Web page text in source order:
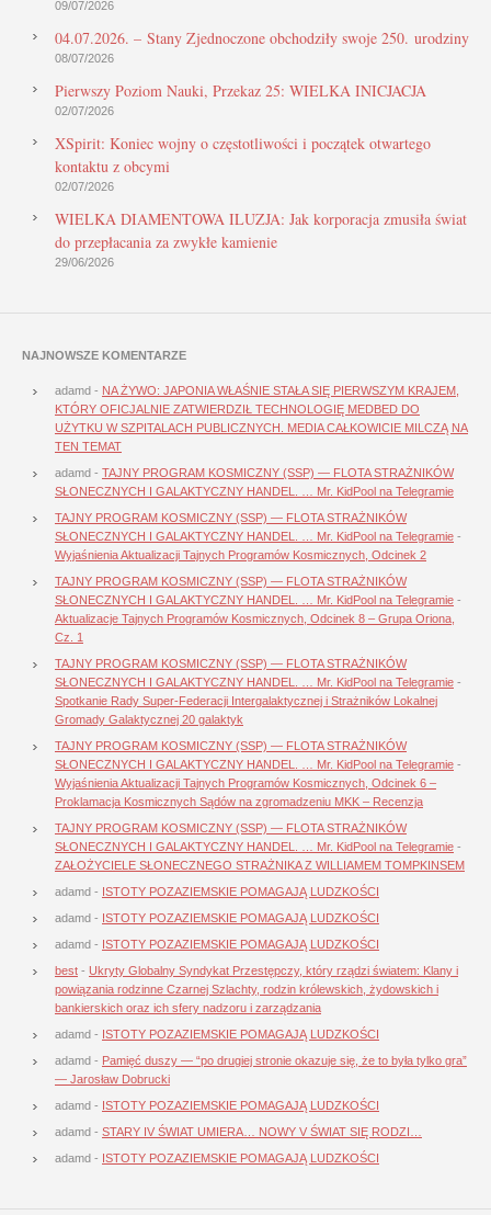
09/07/2026
04.07.2026. – Stany Zjednoczone obchodziły swoje 250. urodziny
08/07/2026
Pierwszy Poziom Nauki, Przekaz 25: WIELKA INICJACJA
02/07/2026
XSpirit: Koniec wojny o częstotliwości i początek otwartego
kontaktu z obcymi
02/07/2026
WIELKA DIAMENTOWA ILUZJA: Jak korporacja zmusiła świat
do przepłacania za zwykłe kamienie
29/06/2026
NAJNOWSZE KOMENTARZE
adamd - NA ŻYWO: JAPONIA WŁAŚNIE STAŁA SIĘ PIERWSZYM KRAJEM,
KTÓRY OFICJALNIE ZATWIERDZIŁ TECHNOLOGIĘ MEDBED DO
UŻYTKU W SZPITALACH PUBLICZNYCH. MEDIA CAŁKOWICIE MILCZĄ NA
TEN TEMAT
adamd - TAJNY PROGRAM KOSMICZNY (SSP) — FLOTA STRAŻNIKÓW
SŁONECZNYCH I GALAKTYCZNY HANDEL. … Mr. KidPool na Telegramie
TAJNY PROGRAM KOSMICZNY (SSP) — FLOTA STRAŻNIKÓW
SŁONECZNYCH I GALAKTYCZNY HANDEL. … Mr. KidPool na Telegramie -
Wyjaśnienia Aktualizacji Tajnych Programów Kosmicznych, Odcinek 2
TAJNY PROGRAM KOSMICZNY (SSP) — FLOTA STRAŻNIKÓW
SŁONECZNYCH I GALAKTYCZNY HANDEL. … Mr. KidPool na Telegramie -
Aktualizacje Tajnych Programów Kosmicznych, Odcinek 8 – Grupa Oriona,
Cz. 1
TAJNY PROGRAM KOSMICZNY (SSP) — FLOTA STRAŻNIKÓW
SŁONECZNYCH I GALAKTYCZNY HANDEL. … Mr. KidPool na Telegramie -
Spotkanie Rady Super-Federacji Intergalaktycznej i Strażników Lokalnej
Gromady Galaktycznej 20 galaktyk
TAJNY PROGRAM KOSMICZNY (SSP) — FLOTA STRAŻNIKÓW
SŁONECZNYCH I GALAKTYCZNY HANDEL. … Mr. KidPool na Telegramie -
Wyjaśnienia Aktualizacji Tajnych Programów Kosmicznych, Odcinek 6 –
Proklamacja Kosmicznych Sądów na zgromadzeniu MKK – Recenzja
TAJNY PROGRAM KOSMICZNY (SSP) — FLOTA STRAŻNIKÓW
SŁONECZNYCH I GALAKTYCZNY HANDEL. … Mr. KidPool na Telegramie -
ZAŁOŻYCIELE SŁONECZNEGO STRAŻNIKA Z WILLIAMEM TOMPKINSEM
adamd - ISTOTY POZAZIEMSKIE POMAGAJĄ LUDZKOŚCI
adamd - ISTOTY POZAZIEMSKIE POMAGAJĄ LUDZKOŚCI
adamd - ISTOTY POZAZIEMSKIE POMAGAJĄ LUDZKOŚCI
best - Ukryty Globalny Syndykat Przestępczy, który rządzi światem: Klany i
powiązania rodzinne Czarnej Szlachty, rodzin królewskich, żydowskich i
bankierskich oraz ich sfery nadzoru i zarządzania
adamd - ISTOTY POZAZIEMSKIE POMAGAJĄ LUDZKOŚCI
adamd - Pamięć duszy — “po drugiej stronie okazuje się, że to była tylko gra”
— Jarosław Dobrucki
adamd - ISTOTY POZAZIEMSKIE POMAGAJĄ LUDZKOŚCI
adamd - STARY IV ŚWIAT UMIERA… NOWY V ŚWIAT SIĘ RODZI…
adamd - ISTOTY POZAZIEMSKIE POMAGAJĄ LUDZKOŚCI